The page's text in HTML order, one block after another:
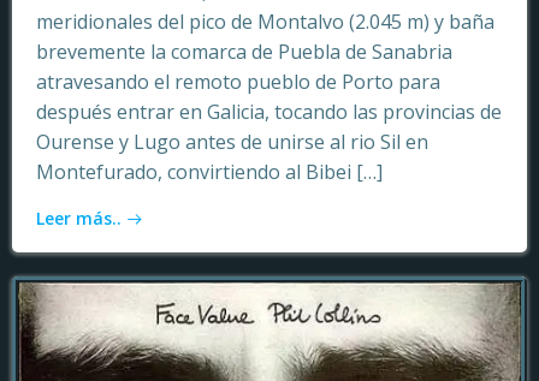
meridionales del pico de Montalvo (2.045 m) y baña
brevemente la comarca de Puebla de Sanabria
atravesando el remoto pueblo de Porto para
después entrar en Galicia, tocando las provincias de
Ourense y Lugo antes de unirse al rio Sil en
Montefurado, convirtiendo al Bibei […]
Leer más..